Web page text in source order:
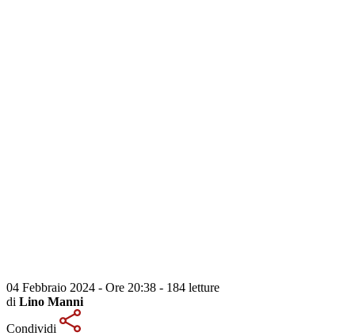
04 Febbraio 2024 - Ore 20:38 - 184 letture
di Lino Manni
Condividi